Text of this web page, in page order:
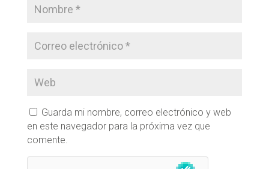
Guarda mi nombre, correo electrónico y web
en este navegador para la próxima vez que
comente.